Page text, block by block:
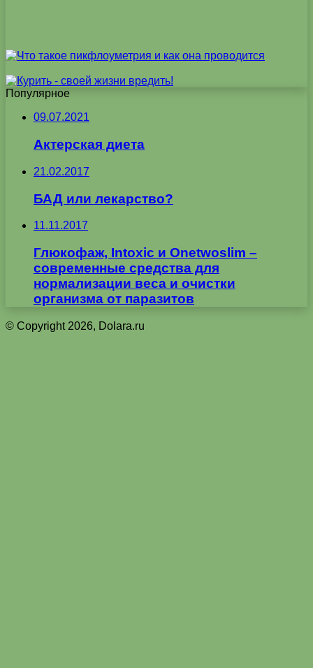
Популярное
09.07.2021
Актерская диета
21.02.2017
БАД или лекарство?
11.11.2017
Глюкофаж, Intoxic и Onetwoslim –
современные средства для
нормализации веса и очистки
организма от паразитов
© Copyright 2026, Dolara.ru